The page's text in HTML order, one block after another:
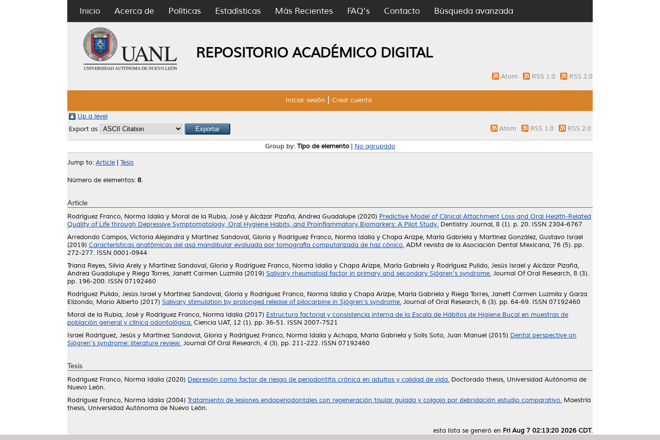
Inicio Acerca de Políticas Estadísticas Más Recientes FAQ's Contacto Búsqueda avanzada
REPOSITORIO ACADÉMICO DIGITAL
Atom RSS 1.0 RSS 2.0
Iniciar sesión Crear cuenta
Up a level
Export as
Atom RSS 1.0 RSS 2.0
Group by: Tipo de elemento| No agrupado
Jump to: Article Tesis
Número de elementos: 8.
Article
Rodríguez Franco, Norma Idalia y Moral de la Rubia, José y Alcázar Pizaña, Andrea Guadalupe (2020) Predictive Model of Clinical Attachment Loss and Oral Health-Related
Quality of Life through Depressive Symptomatology, Oral Hygiene Habits, and Proinflammatory Biomarkers: A Pilot Study. Dentistry Journal, 8 (1). p. 20. ISSN 2304-6767
Arredondo Campos, Victoria Alejandra y Martínez Sandoval, Gloria y Rodríguez Franco, Norma Idalia y Chapa Arizpe, María Gabriela y Martínez González, Gustavo Israel
(2019) Características anatómicas del asa mandibular evaluada por tomografía computarizada de haz cónico. ADM revista de la Asociación Dental Mexicana, 76 (5). pp.
272-277. ISSN 0001-0944
Triana Reyes, Silvia Arely y Martínez Sandoval, Gloria y Rodríguez Franco, Norma Idalia y Chapa Arizpe, María Gabriela y Rodríguez Pulido, Jesús Israel y Alcázar Pizaña,
Andrea Guadalupe y Riega Torres, Janett Carmen Luzmila (2019) Salivary rheumatoid factor in primary and secondary Sjögren’s syndrome. Journal Of Oral Research, 8 (3).
pp. 196-200. ISSN 07192460
Rodríguez Pulido, Jesús Israel y Martínez Sandoval, Gloria y Rodríguez Franco, Norma Idalia y Chapa Arizpe, María Gabriela y Riega Torres, Janett Carmen Luzmila y Garza
Elizondo, Mario Alberto (2017) Salivary stimulation by prolonged release of pilocarpine in Sjögren’s syndrome. Journal of Oral Research, 6 (3). pp. 64-69. ISSN 07192460
Moral de la Rubia, José y Rodríguez Franco, Norma Idalia (2017) Estructura factorial y consistencia interna de la Escala de Hábitos de Higiene Bucal en muestras de
población general y clínica odontológica. Ciencia UAT, 12 (1). pp. 36-51. ISSN 2007-7521
Israel Rodríguez, Jesús y Martínez Sandoval, Gloria y Rodríguez Franco, Norma Idalia y Achapa, María Gabriela y Solís Soto, Juan Manuel (2015) Dental perspective on
Sjögren’s syndrome: literature review. Journal Of Oral Research, 4 (3). pp. 211-222. ISSN 07192460
Tesis
Rodríguez Franco, Norma Idalia (2020) Depresión como factor de riesgo de periodontitis crónica en adultos y calidad de vida. Doctorado thesis, Universidad Autónoma de
Nuevo León.
Rodríguez Franco, Norma Idalia (2004) Tratamiento de lesiones endoperiodontales con regeneración tisular guiada y colgajo por debridación estudio comparativo. Maestría
thesis, Universidad Autónoma de Nuevo León.
esta lista se generó en Fri Aug 7 02:13:20 2026 CDT.